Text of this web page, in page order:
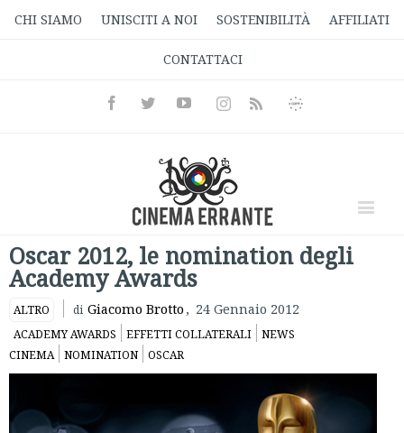
CHI SIAMO UNISCITI A NOI SOSTENIBILITÀ AFFILIATI
CONTATTACI
FacebookTwitterYoutubeInstagramRss
Informativa
Oscar 2012, le nomination degli
Academy Awards
ALTRO di Giacomo Brotto , 24 Gennaio 2012
ACADEMY AWARDS EFFETTI COLLATERALI
NEWS
CINEMA
NOMINATION OSCAR